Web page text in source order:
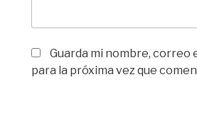
Guarda mi nombre,
para la próxima vez que